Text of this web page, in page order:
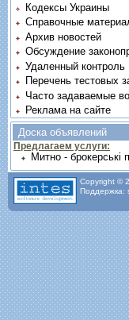
Кодексы Украины
Справочные
Архив новостей
Обсуждение
Удаленный контроль
Перечень тестовых
Часто задаваемые
Реклама на сайте
Доска объявлений
Предлагаем услуги:
Митно - брокерські
Copyright ©
Поддержка: